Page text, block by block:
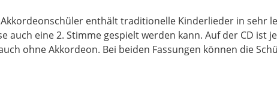
enthält traditionelle Kinderlieder in sehr
auch eine 2. Stimme gespielt werden kann. Auf der CD ist
ohne Akkordeon. Bei beiden Fassungen können die